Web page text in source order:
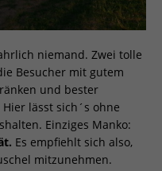
niemand. Zwei tolle
Besucher mit gutem
und bester
lässt sich´s ohne
Einziges Manko:
Es empfiehlt sich also,
mitzunehmen.